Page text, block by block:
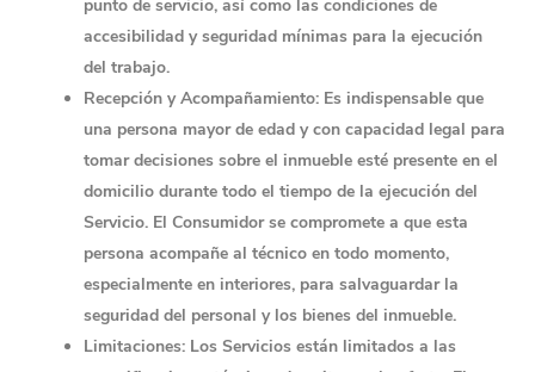
punto de servicio, así como las condiciones de
accesibilidad y seguridad mínimas para la ejecución
del trabajo.
Recepción y Acompañamiento: Es indispensable que
una persona mayor de edad y con capacidad legal para
tomar decisiones sobre el inmueble esté presente en el
domicilio durante todo el tiempo de la ejecución del
Servicio. El Consumidor se compromete a que esta
persona acompañe al técnico en todo momento,
especialmente en interiores, para salvaguardar la
seguridad del personal y los bienes del inmueble.
Limitaciones: Los Servicios están limitados a las